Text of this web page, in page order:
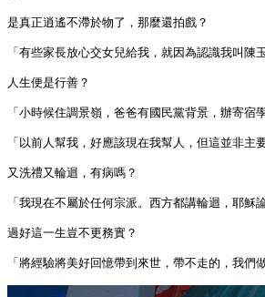
是真正逍遙不滯於物了，那麼還拍戲？
「有些家長放心交女兒給我，就因為認識我叫
人生便是行善？
「小時候住調景嶺，爸爸有國民黨背景，辦寄
「以前人幫我，好應該現在我幫人，但這並非
又洗禮又輪迴，有病嗎？
「我現在不屬於任何宗派。西方都講輪迴，耶
過好這一生豈不更務實？
「將經驗將美好回憶帶到來世，帶不走的，我